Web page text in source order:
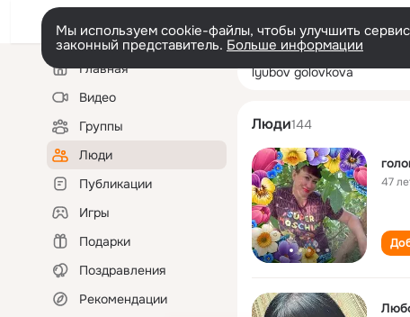
Мы используем cookie-файлы, чтобы улучшить
законный представитель. Больше информации
Левая
колонкаГлавная
Видео
Группы
Люди
Публикации
Игры
Подарки
Поздравления
Рекомендации
lyubov golovkova
Люди144
47